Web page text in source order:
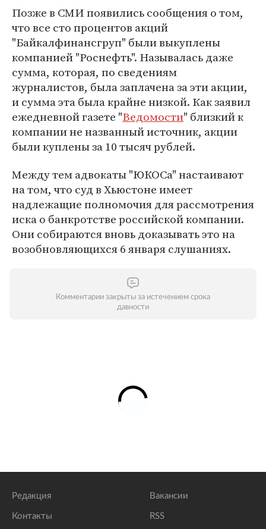
Позже в СМИ появились сообщения о том,
что все сто процентов акций
"Байкалфинансгруп" были выкуплены
компанией "Роснефть". Называлась даже
сумма, которая, по сведениям
журналистов, была заплачена за эти акции,
и сумма эта была крайне низкой. Как заявил
ежедневной газете "Ведомости" близкий к
компании не названный источник, акции
были куплены за 10 тысяч рублей.
Между тем адвокаты "ЮКОСа" настаивают
на том, что суд в Хьюстоне имеет
надлежащие полномочия для рассмотрения
иска о банкротстве российской компании.
Они собираются вновь доказывать это на
возобновляющихся 6 января слушаниях.
Комментарии закрыты за истечением срока
давности
Редакция
Контакты
Вакансии
RSS